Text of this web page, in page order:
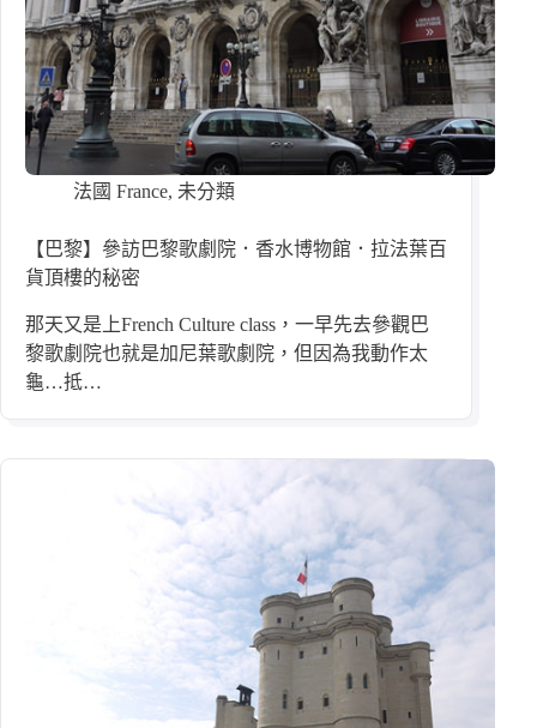
法國 France, 未分類
【巴黎】參訪巴黎歌劇院．香水博物館．拉法葉百
貨頂樓的秘密
那天又是上French Culture class，一早先去參觀巴
黎歌劇院也就是加尼葉歌劇院，但因為我動作太
龜…抵…